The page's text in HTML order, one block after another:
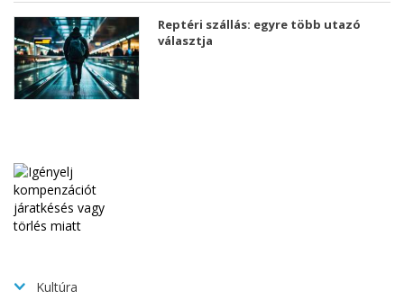
Reptéri szállás: egyre több utazó
választja
Kultúra